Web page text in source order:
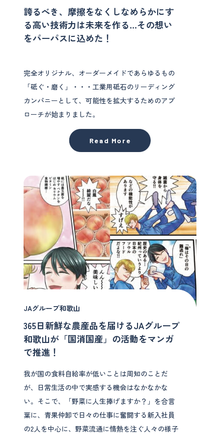
誇るべき、摩擦をなくしなめらかにす
る高い技術力は未来を作る…その想い
をパーパスに込めた！
完全オリジナル、オーダーメイドであらゆるもの
「砥ぐ・磨く」・・・工業用砥石のリーディング
カンパニーとして、可能性を拡大するためのアプ
ローチが始まりました。
Read More
JAグループ和歌山
365日新鮮な農産品を届けるJAグループ
和歌山が「国消国産」の活動をマンガ
で推進！
我が国の食料自給率が低いことは周知のことだ
が、日常生活の中で実感する機会はなかなかな
い。そこで、「野菜に人生捧げますか？」を合言
葉に、青果仲卸で日々の仕事に奮闘する新入社員
の2人を中心に、野菜流通に情熱を注ぐ人々の様子